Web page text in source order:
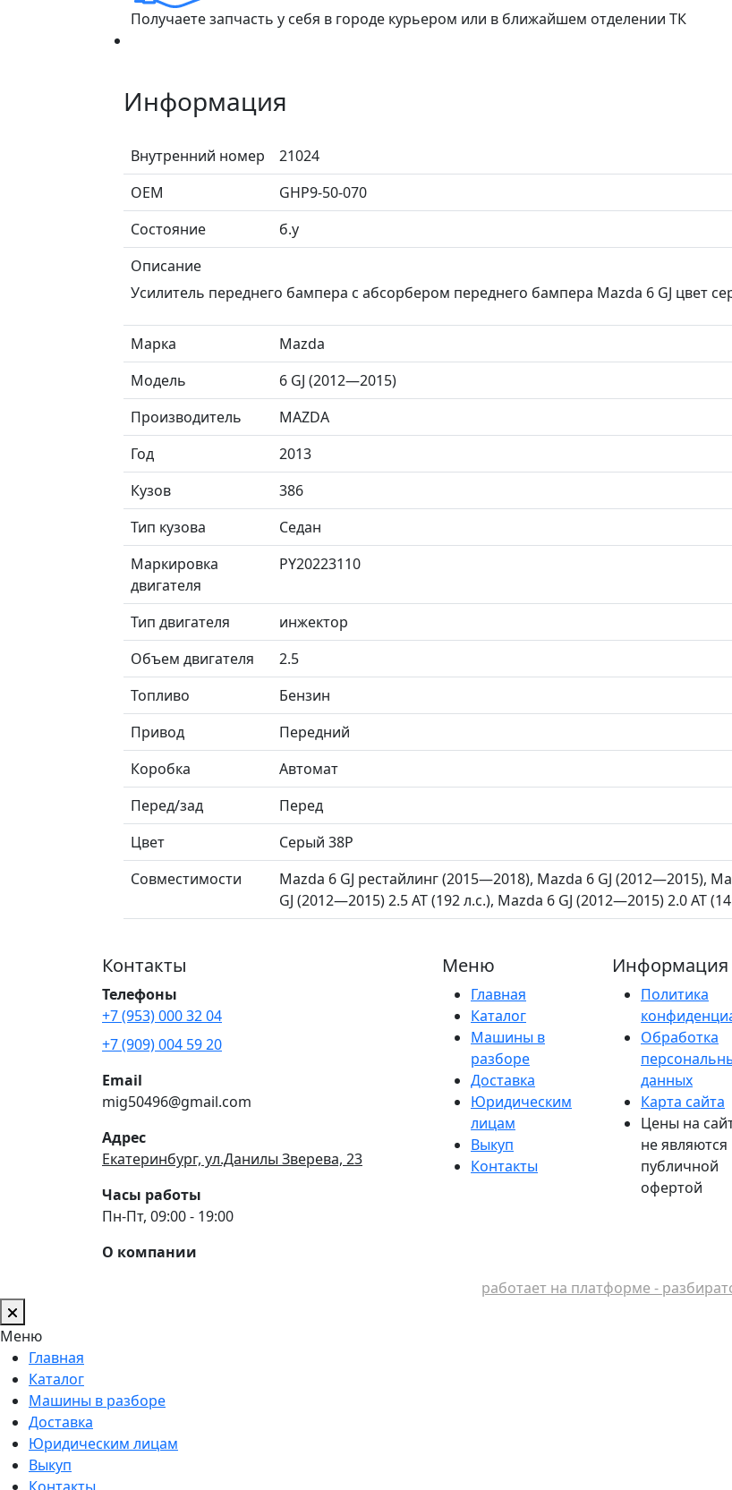
Получаете запчасть у себя в городе курьером или в ближайшем отделении ТК
Информация
Внутренний номер
21024
ОЕМ
GHP9-50-070
Состояние
б.у
Описание
Усилитель переднего бампера с абсорбером переднего бампера Mazda 6 GJ цвет
Марка
Mazda
Модель
6 GJ (2012—2015)
Производитель
MAZDA
Год
2013
Кузов
386
Тип кузова
Седан
Маркировка
двигателя
PY20223110
Тип двигателя
инжектор
Объем двигателя
2.5
Топливо
Бензин
Привод
Передний
Коробка
Автомат
Перед/зад
Перед
Цвет
Серый 38P
Совместимости
Mazda 6 GJ рестайлинг (2015—2018), Mazda 6 GJ (2012—2015),
GJ (2012—2015) 2.5 AT (192 л.с.), Mazda 6 GJ (2012—2015) 2.0 AT
Контакты
Телефоны
+7 (953) 000 32 04
+7 (909) 004 59 20
Email
mig50496@gmail.com
Адрес
Екатеринбург, ул.Данилы Зверева, 23
Часы работы
Пн-Пт, 09:00 - 19:00
О компании
Меню
Главная
Каталог
Машины в
разборе
Доставка
Юридическим
лицам
Выкуп
Контакты
Информация
Политика
Обработка
данных
Карта сайта
Цены на
не являются
публичной
офертой
работает на платформе -
Меню
Главная
Каталог
Машины в разборе
Доставка
Юридическим лицам
Выкуп